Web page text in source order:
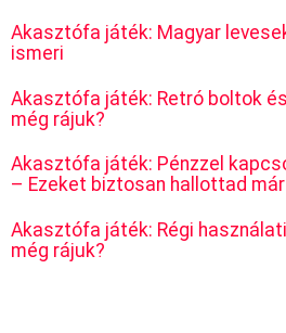
Akasztófa játék: Magyar
ismeri
Akasztófa játék: Retró boltok
még rájuk?
Akasztófa játék: Pénzzel
– Ezeket biztosan hallottad már
Akasztófa játék: Régi
még rájuk?